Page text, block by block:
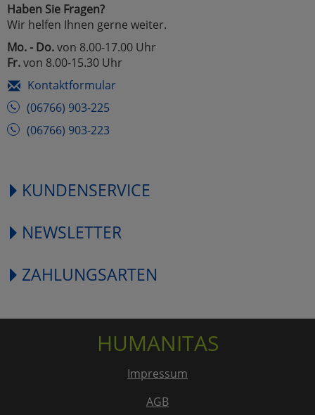
Haben Sie Fragen?
Wir helfen Ihnen gerne weiter.
Mo. - Do.von 8.00-17.00 Uhr
Fr.von 8.00-15.30 Uhr
Kontaktformular
(06766) 903-225
(06766) 903-223
KUNDENSERVICE
NEWSLETTER
ZAHLUNGSARTEN
HUMANITAS
Impressum
AGB